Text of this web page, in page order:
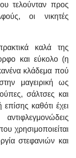
τελούνταν προς
οι νικητές
καλά της
και εύκολο (η
κλάδεμα πού
μαγειρική ως
σάλτσες και
καθότι έχει
χρησιμοποιείται
στεφανιών και